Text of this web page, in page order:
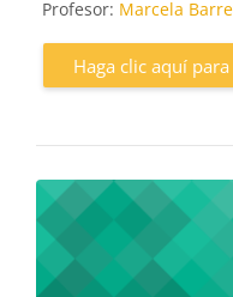
Profesor: Marcela
Haga clic aquí